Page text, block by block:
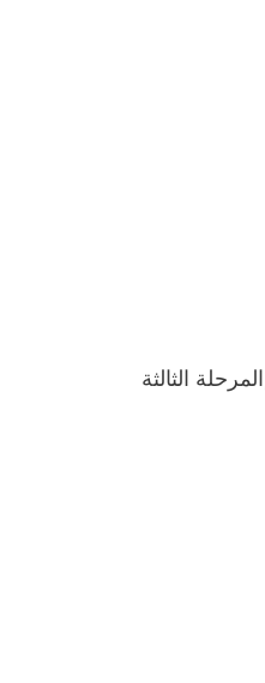
الثالثة